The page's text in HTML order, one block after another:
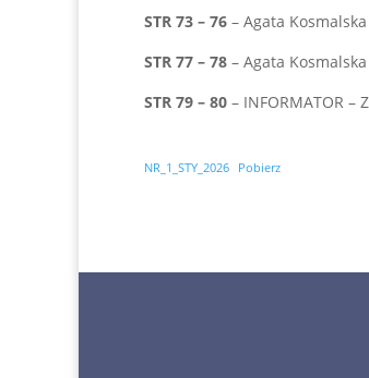
STR 73 – 76 – Agata Kosmalska
STR 77 – 78 – Agata Kosmalska
STR 79 – 80 – INFORMATOR
NR_1_STY_2026 Pobierz